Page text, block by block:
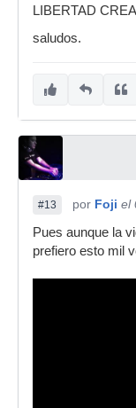
LIBERTAD
saludos.
#13 por Foji el
Pues aunque la
prefiero esto mil